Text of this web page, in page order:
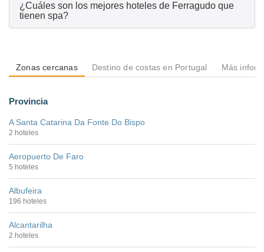
¿Cuáles son los mejores hoteles de Ferragudo que
tienen spa?
Zonas cercanas Destino de costas en Portugal Más
Provincia
A Santa Catarina Da Fonte Do Bispo
2 hoteles
Aeropuerto De Faro
5 hoteles
Albufeira
196 hoteles
Alcantarilha
2 hoteles